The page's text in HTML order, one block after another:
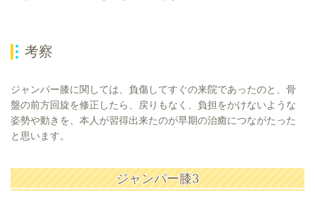
考察
ジャンパー膝に関しては、負傷してすぐの来院であったのと、骨
盤の前方回旋を修正したら、戻りもなく、負担をかけないような
姿勢や動きを、本人が習得出来たのが早期の治癒につながたった
と思います。
ジャンパー膝3